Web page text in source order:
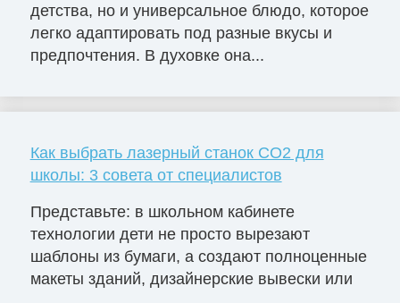
детства, но и универсальное блюдо, которое
легко адаптировать под разные вкусы и
предпочтения. В духовке она...
Как выбрать лазерный станок СО2 для
школы: 3 совета от специалистов
Представьте: в школьном кабинете
технологии дети не просто вырезают
шаблоны из бумаги, а создают полноценные
макеты зданий, дизайнерские вывески или